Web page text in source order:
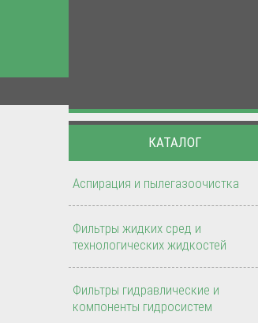
КАТАЛОГ
Аспирация и пылегазоочистка
Фильтры жидких сред и
технологических жидкостей
Фильтры гидравлические и
компоненты гидросистем